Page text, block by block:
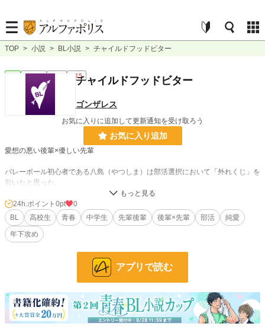
TOP > 小説 > BL小説 > チャイルドフッドビター
連載中 長編 R15
チャイルドフッドビター
ゴンザレス
お気に入りに追加して更新通知を受け取ろう
お気に入り追加
愛想の悪い後輩×優しい先輩
バレーボール初心者である八島（やつしま）は部活選択において「外れくじ」を
引いたと思った。
嫌味な同級生に、先輩。それから過度な期待を寄せる顧問にも。
それよりもっと面倒なのは、ストレートに嫌味を言ってくる先輩「岸さん」。
——かと思えば、実はすごく優しくて絶対に八島を見捨てない。
中学生には「それ、語弊を生む言い方だよ！」と誰か教えてやってくださ
い……。
※中学生編から高校生編を描いていきます（予定）
※中学生編はおそらくR15くらいで止めます
小説 228,743 位 / 228,743 件
BL 31,413 位 / 31,413 件
24h.ポイント 0pt
0
BL
高校生 青春 中学生 先輩後輩 後輩×先輩 部活
純愛
年下攻め
アプリで読む